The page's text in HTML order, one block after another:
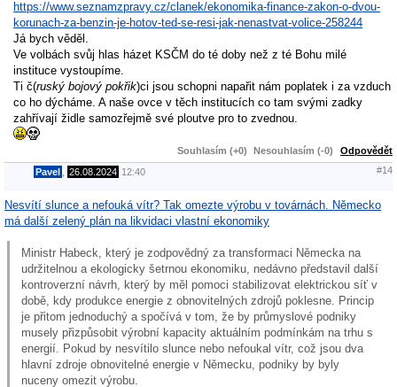
https://www.seznamzpravy.cz/clanek/ekonomika-finance-zakon-o-dvou-
korunach-za-benzin-je-hotov-ted-se-resi-jak-nenastvat-volice-258244
Já bych věděl.
Ve volbách svůj hlas házet KSČM do té doby než z té Bohu milé
instituce vystoupíme.
Ti č(ruský bojový pokřik)ci jsou schopni napařit nám poplatek i za vzduch
co ho dýcháme. A naše ovce v těch institucích co tam svými zadky
zahřívají židle samozřejmě své ploutve pro to zvednou.
Souhlasím (+0) Nesouhlasím (-0) Odpovědět
Pavel 26.08.2024 12:40 #14
Nesvítí slunce a nefouká vítr? Tak omezte výrobu v továrnách. Německo
má další zelený plán na likvidaci vlastní ekonomiky
Ministr Habeck, který je zodpovědný za transformaci Německa na
udržitelnou a ekologicky šetrnou ekonomiku, nedávno představil další
kontroverzní návrh, který by měl pomoci stabilizovat elektrickou síť v
době, kdy produkce energie z obnovitelných zdrojů poklesne. Princip
je přitom jednoduchý a spočívá v tom, že by průmyslové podniky
musely přizpůsobit výrobní kapacity aktuálním podmínkám na trhu s
energií. Pokud by nesvítilo slunce nebo nefoukal vítr, což jsou dva
hlavní zdroje obnovitelné energie v Německu, podniky by byly
nuceny omezit výrobu.